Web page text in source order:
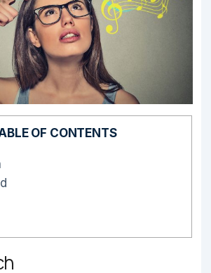
OF CONTENTS